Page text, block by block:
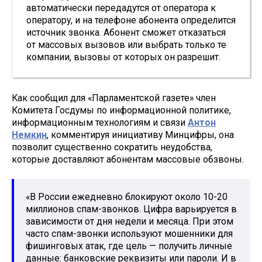
автоматически передадутся от оператора к
оператору, и на телефоне абонента определится
источник звонка. Абонент сможет отказаться
от массовых вызовов или выбрать только те
компании, вызовы от которых он разрешит.
Как сообщил для «Парламентской газете» член
Комитета Госдумы по информационной политике,
информационным технологиям и связи Антон
Немкин, комментируя инициативу Минцифры, она
позволит существенно сократить неудобства,
которые доставляют абонентам массовые обзвоны.
«В России ежедневно блокируют около 10-20
миллионов спам-звонков. Цифра варьируется в
зависимости от дня недели и месяца. При этом
часто спам-звонки используют мошенники для
фишинговых атак, где цель — получить личные
данные: банковские реквизиты или пароли. И в